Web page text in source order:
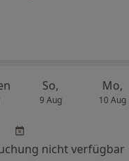
So,
9 Aug
Mo,
10 Aug
nicht verfügbar